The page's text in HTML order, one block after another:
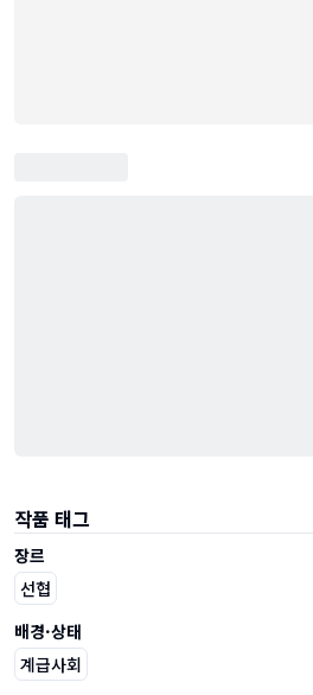
작품 태그
장르
선협
배경·상태
계급사회